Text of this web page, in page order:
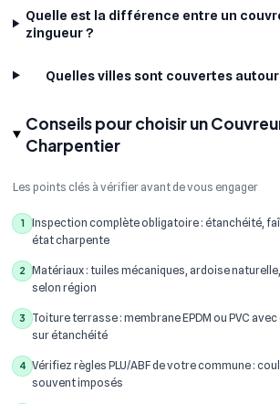
Quelle est la différence entre un
zingueur ?
Quelles villes sont couvertes autour
Conseils pour choisir un
Charpentier
Les points clés à vérifier avant de vous engager
1
Inspection complète obligatoire : étanchéité,
état charpente
2
Matériaux : tuiles mécaniques, ardoise
selon région
3
Toiture terrasse : membrane EPDM ou PVC
sur étanchéité
4 Vérifiez règles PLU/ABF de votre commune :
souvent imposés